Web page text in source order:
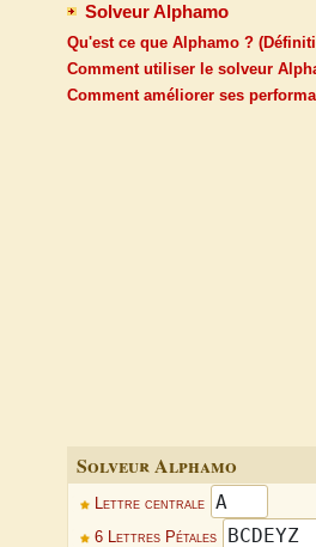
Solveur Alphamo
Qu'est ce que Alphamo ?
Comment utiliser le solveur
Comment améliorer ses
Solveur Alphamo
Lettre centrale
6 Lettres Pétales